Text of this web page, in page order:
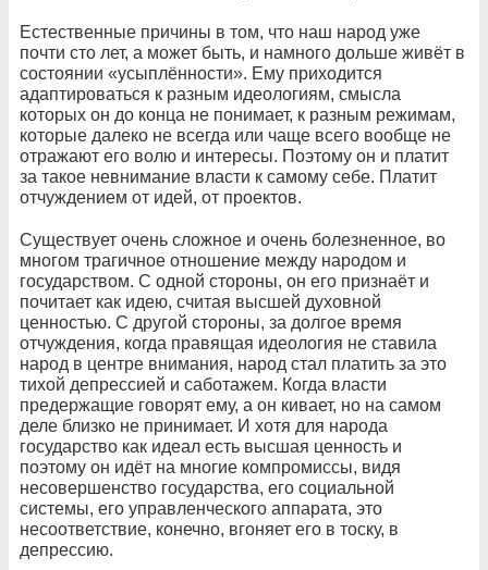
Естественные причины в том, что наш народ уже
почти сто лет, а может быть, и намного дольше живёт в
состоянии «усыплённости». Ему приходится
адаптироваться к разным идеологиям, смысла
которых он до конца не понимает, к разным режимам,
которые далеко не всегда или чаще всего вообще не
отражают его волю и интересы. Поэтому он и платит
за такое невнимание власти к самому себе. Платит
отчуждением от идей, от проектов.
Существует очень сложное и очень болезненное, во
многом трагичное отношение между народом и
государством. С одной стороны, он его признаёт и
почитает как идею, считая высшей духовной
ценностью. С другой стороны, за долгое время
отчуждения, когда правящая идеология не ставила
народ в центре внимания, народ стал платить за это
тихой депрессией и саботажем. Когда власти
предержащие говорят ему, а он кивает, но на самом
деле близко не принимает. И хотя для народа
государство как идеал есть высшая ценность и
поэтому он идёт на многие компромиссы, видя
несовершенство государства, его социальной
системы, его управленческого аппарата, это
несоответствие, конечно, вгоняет его в тоску, в
депрессию.